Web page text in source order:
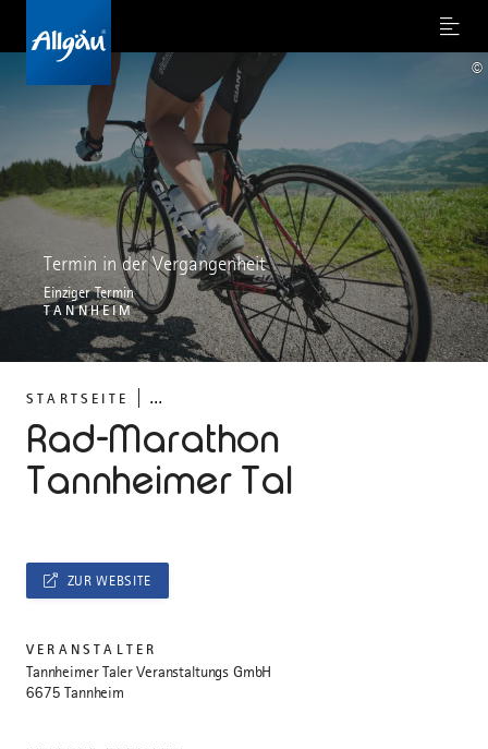
Menu
STARTSEITE ...
Rad-Marathon
Tannheimer Tal
Termin in der Vergangenheit
Einziger Termin
TANNHEIM
©
ZUR WEBSITE
VERANSTALTER
Tannheimer Taler Veranstaltungs GmbH
6675 Tannheim